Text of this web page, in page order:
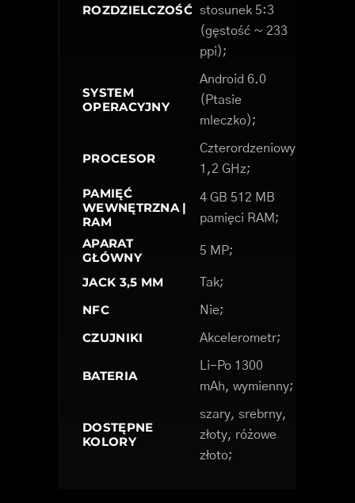
ROZDZIELCZOŚĆ stosunek 5:3
(gęstość ~ 233
ppi);
SYSTEM
OPERACYJNY
Android 6.0
(Ptasie
mleczko);
PROCESOR
Czterordzeniowy
1,2 GHz;
PAMIĘĆ
WEWNĘTRZNA |
RAM
4 GB 512 MB
pamięci RAM;
APARAT
GŁÓWNY
5 MP;
JACK 3,5 MM Tak;
NFC Nie;
CZUJNIKI Akcelerometr;
BATERIA
Li-Po 1300
mAh, wymienny;
DOSTĘPNE
KOLORY
szary, srebrny,
złoty, różowe
złoto;